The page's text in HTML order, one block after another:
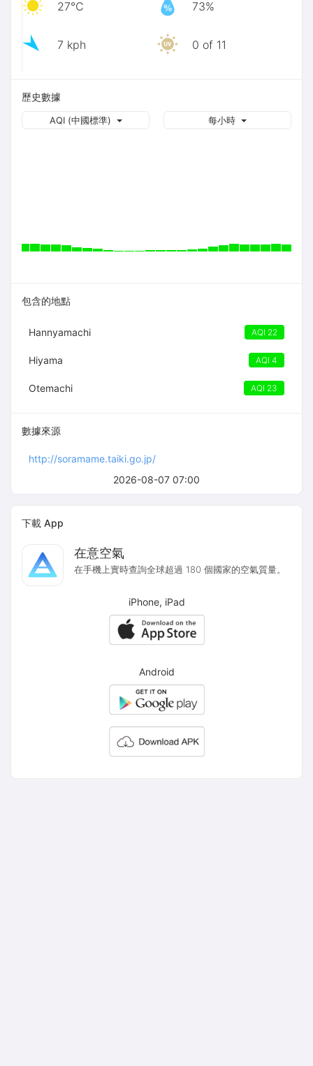
2026-08-07 07:00
27℃ 73%
7 kph 0 of 11
歷史數據
每小時
AQI (中國標準)
包含的地點
Hannyamachi AQI 22
Hiyama AQI 4
Otemachi AQI 23
數據來源
http://soramame.taiki.go.jp/
下載 App
在意空氣
在手機上實時查詢全球超過 180 個國家的空氣質量。
iPhone, iPad
Android